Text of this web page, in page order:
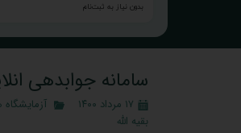
بدون نیاز به ثبت‌نام
سامانه جوابدهی
۱۷ مرداد ۱۴۰۰
بقیه الله